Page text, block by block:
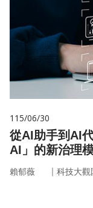
115/06/30
從AI助手到AI
AI」的新治理
賴郁薇 ｜ 科技大觀